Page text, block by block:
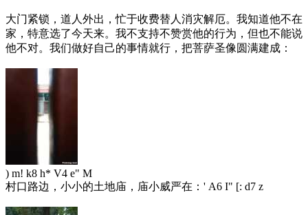
大门紧锁，道人外出，忙于收费替人消灾解厄。我知道他不在
家，特意选了今天来。我不支持不赞赏他的行为，但也不能说
他不对。我们做好自己的事情就行，把菩萨圣像圆满建成：
) m! k8 h* V4 e" M
村口路边，小小的土地庙，庙小威严在： ' A6 I" [: d7 z